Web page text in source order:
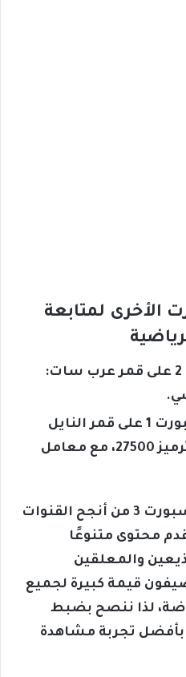
الأخرى لمتابعة
تردد قناة أون سبورت 2 على قمر عرب سات:
تردد قناة أون تايم سبورت 1 على قمر النايل
سات: 10853، معدل ترميز 27500، مع معامل
في الختام، تعد قناة أون سبورت 3 من أنجح القنوات
محتوى متنوعًا
والمعلقين
قيمة كبيرة لجميع
لذا ننصح بضبط
بأفضل تجربة مشاهدة